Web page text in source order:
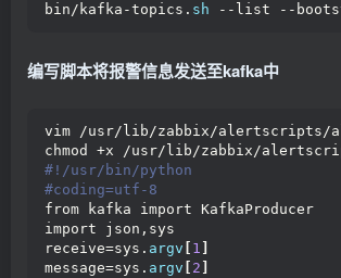
bin/kafka-topics. sh --list --
编写脚本将报警信息发送至kafka中
vim /usr/lib/zabbix/alertscripts/
chmod +x /usr/lib/zabbix/
#!/usr/bin/python
#coding=utf-8
from kafka import KafkaProducer
import json,sys
receive=sys. argv 1
message=sys. argv 2